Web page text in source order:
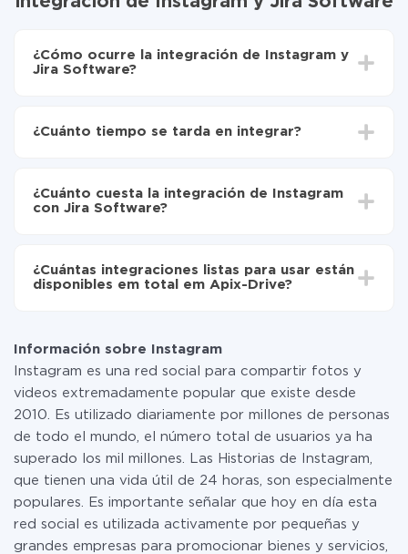
¿Cómo ocurre la integración de Instagram y
Jira Software?
Elija qué datos transferir de Instagram a Jira
Ahora los datos se transferirán automáticamente
de Instagram a Jira Software
¿Cuánto tiempo se tarda en integrar?
oscilar entre 5 y 30 minutos. En promedio, la
configuración tarda entre 10 y 15 minutos.
¿Cuánto cuesta la integración de Instagram
con Jira Software?
tarifas. Usted solo paga por la cantidad de datos que
realmente se transfieren de uno de sus sistemas a otro
manera segura un plan de tarifa gratuita o cambiar a
uno de pago, si es necesario. Más detalles sobre
tarifas.
¿Cuántas integraciones listas para usar están
disponibles em total em Apix-Drive?
Información sobre Instagram
Instagram es una red social para compartir fotos y
videos extremadamente popular que existe desde
2010. Es utilizado diariamente por millones de personas
de todo el mundo, el número total de usuarios ya ha
superado los mil millones. Las Historias de Instagram,
que tienen una vida útil de 24 horas, son especialmente
populares. Es importante señalar que hoy en día esta
red social es utilizada activamente por pequeñas y
grandes empresas para promocionar bienes y servicios,